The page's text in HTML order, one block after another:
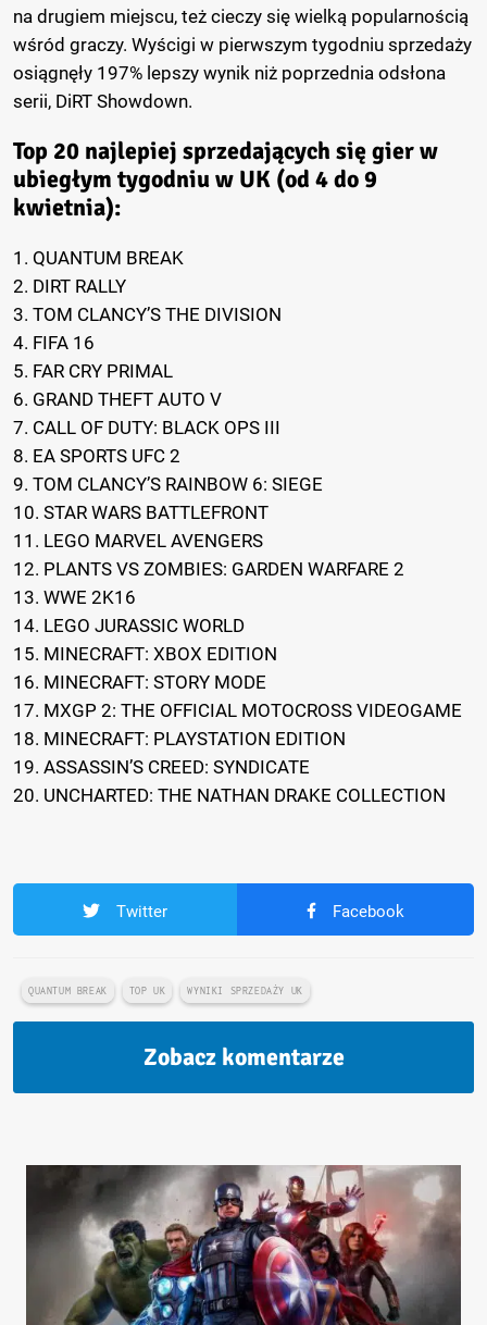
na drugiem miejscu, też cieczy się wielką popularnością
wśród graczy. Wyścigi w pierwszym tygodniu sprzedaży
osiągnęły 197% lepszy wynik niż poprzednia odsłona
serii, DiRT Showdown.
Top 20 najlepiej sprzedających się gier w
ubiegłym tygodniu w UK (od 4 do 9
kwietnia):
1. QUANTUM BREAK
2. DIRT RALLY
3. TOM CLANCY’S THE DIVISION
4. FIFA 16
5. FAR CRY PRIMAL
6. GRAND THEFT AUTO V
7. CALL OF DUTY: BLACK OPS III
8. EA SPORTS UFC 2
9. TOM CLANCY’S RAINBOW 6: SIEGE
10. STAR WARS BATTLEFRONT
11. LEGO MARVEL AVENGERS
12. PLANTS VS ZOMBIES: GARDEN WARFARE 2
13. WWE 2K16
14. LEGO JURASSIC WORLD
15. MINECRAFT: XBOX EDITION
16. MINECRAFT: STORY MODE
17. MXGP 2: THE OFFICIAL MOTOCROSS VIDEOGAME
18. MINECRAFT: PLAYSTATION EDITION
19. ASSASSIN’S CREED: SYNDICATE
20. UNCHARTED: THE NATHAN DRAKE COLLECTION
Twitter Facebook
QUANTUM BREAK TOP UK WYNIKI SPRZEDAŻY UK
Zobacz komentarze